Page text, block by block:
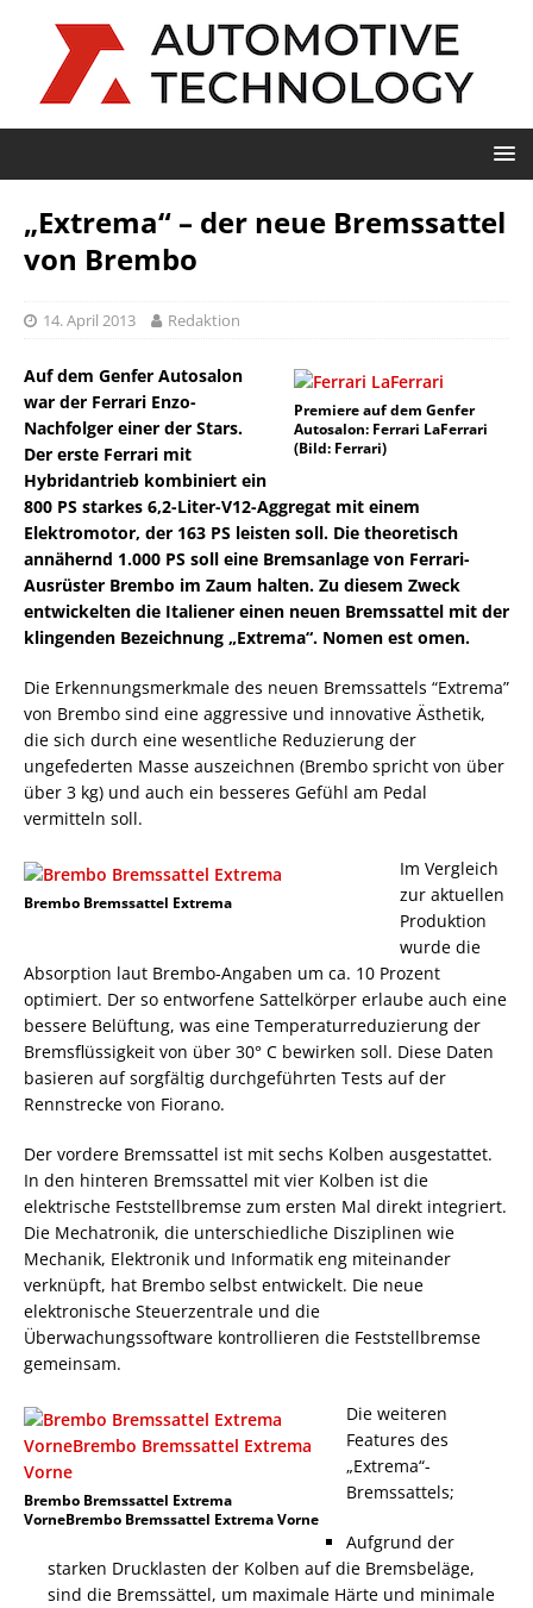
„Extrema“ – der neue Bremssattel
von Brembo
14. April 2013 Redaktion
Premiere auf dem Genfer
Autosalon: Ferrari LaFerrari
(Bild: Ferrari)
Auf dem Genfer Autosalon
war der Ferrari Enzo-
Nachfolger einer der Stars.
Der erste Ferrari mit
Hybridantrieb kombiniert ein
800 PS starkes 6,2-Liter-V12-Aggregat mit einem
Elektromotor, der 163 PS leisten soll. Die theoretisch
annähernd 1.000 PS soll eine Bremsanlage von Ferrari-
Ausrüster Brembo im Zaum halten. Zu diesem Zweck
entwickelten die Italiener einen neuen Bremssattel mit der
klingenden Bezeichnung „Extrema“. Nomen est omen.
Die Erkennungsmerkmale des neuen Bremssattels “Extrema”
von Brembo sind eine aggressive und innovative Ästhetik,
die sich durch eine wesentliche Reduzierung der
ungefederten Masse auszeichnen (Brembo spricht von über
über 3 kg) und auch ein besseres Gefühl am Pedal
vermitteln soll.
Brembo Bremssattel Extrema
Im Vergleich
zur aktuellen
Produktion
wurde die
Absorption laut Brembo-Angaben um ca. 10 Prozent
optimiert. Der so entworfene Sattelkörper erlaube auch eine
bessere Belüftung, was eine Temperaturreduzierung der
Bremsflüssigkeit von über 30° C bewirken soll. Diese Daten
basieren auf sorgfältig durchgeführten Tests auf der
Rennstrecke von Fiorano.
Der vordere Bremssattel ist mit sechs Kolben ausgestattet.
In den hinteren Bremssattel mit vier Kolben ist die
elektrische Feststellbremse zum ersten Mal direkt integriert.
Die Mechatronik, die unterschiedliche Disziplinen wie
Mechanik, Elektronik und Informatik eng miteinander
verknüpft, hat Brembo selbst entwickelt. Die neue
elektronische Steuerzentrale und die
Überwachungssoftware kontrollieren die Feststellbremse
gemeinsam.
Brembo Bremssattel Extrema
VorneBrembo Bremssattel Extrema Vorne
Die weiteren
Features des
„Extrema“-
Bremssattels;
Aufgrund der
starken Drucklasten der Kolben auf die Bremsbeläge,
sind die Bremssättel, um maximale Härte und minimale